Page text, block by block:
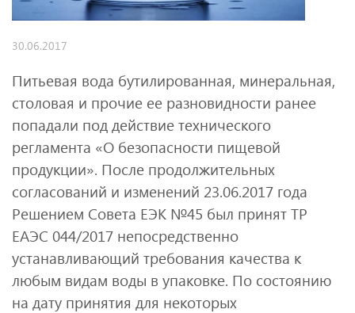
30.06.2017
Питьевая вода бутилированная, минеральная,
столовая и прочие ее разновидности ранее
попадали под действие технического
регламента «О безопасности пищевой
продукции». После продолжительных
согласований и изменений 23.06.2017 года
Решением Совета ЕЭК №45 был принят ТР
ЕАЭС 044/2017 непосредственно
устанавливающий требования качества к
любым видам воды в упаковке. По состоянию
на дату принятия для некоторых